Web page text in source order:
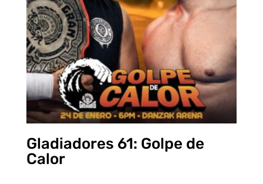
Gladiadores 61: Golpe de
Calor